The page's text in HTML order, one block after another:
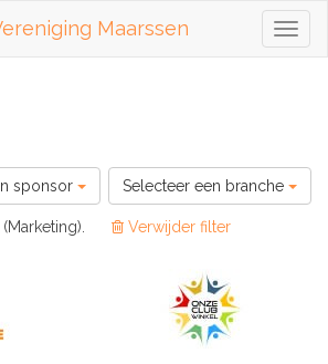
Maarssen
sponsor Selecteer een branche
Verwijder filter